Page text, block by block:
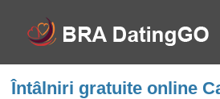
Întâlniri gratuite online